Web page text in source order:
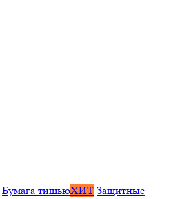
Бумага тишьюХИТ Защитные